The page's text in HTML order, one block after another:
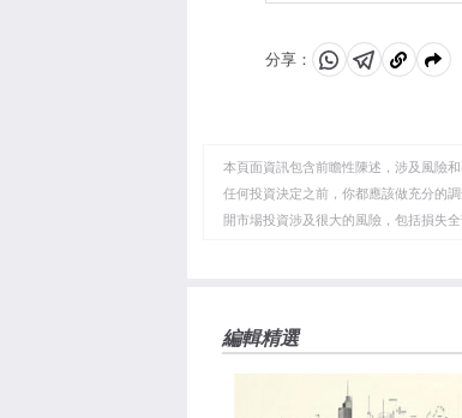
大利和西班牙)的經
正會使貨幣走強，
分享：
分
WhatsApp
分
Telegram
複
剪
貼
板
本頁面資訊包含前瞻性陳述，涉及風險
任何投資決定之前，你都應該做充分的
開市場投資涉及很大的風險，包括損失
FXStreet和作者不提供個性化的建議。
失，傷害或損害由此資訊及其顯示或使
編輯精選